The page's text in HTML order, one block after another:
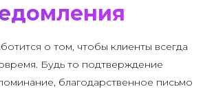
о том, чтобы клиенты всегда
Будь то подтверждение
благодарственное письмо